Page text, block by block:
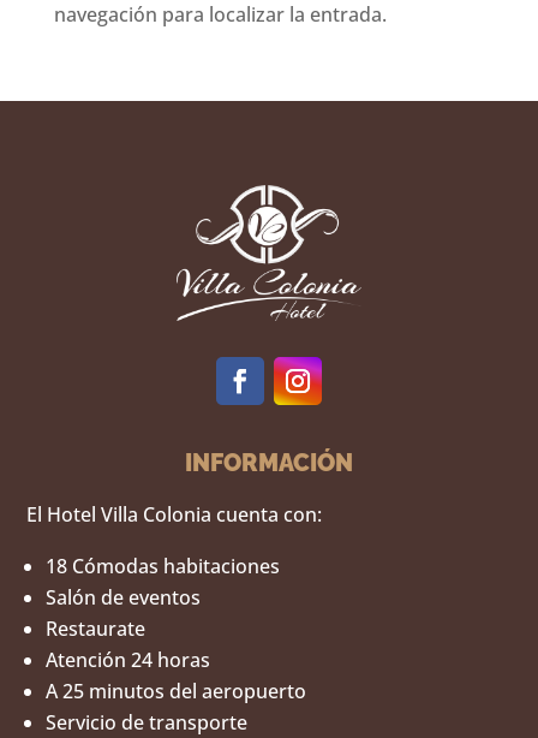
navegación para localizar la entrada.
INFORMACIÓN
El Hotel Villa Colonia cuenta con:
18 Cómodas habitaciones
Salón de eventos
Restaurate
Atención 24 horas
A 25 minutos del aeropuerto
Servicio de transporte